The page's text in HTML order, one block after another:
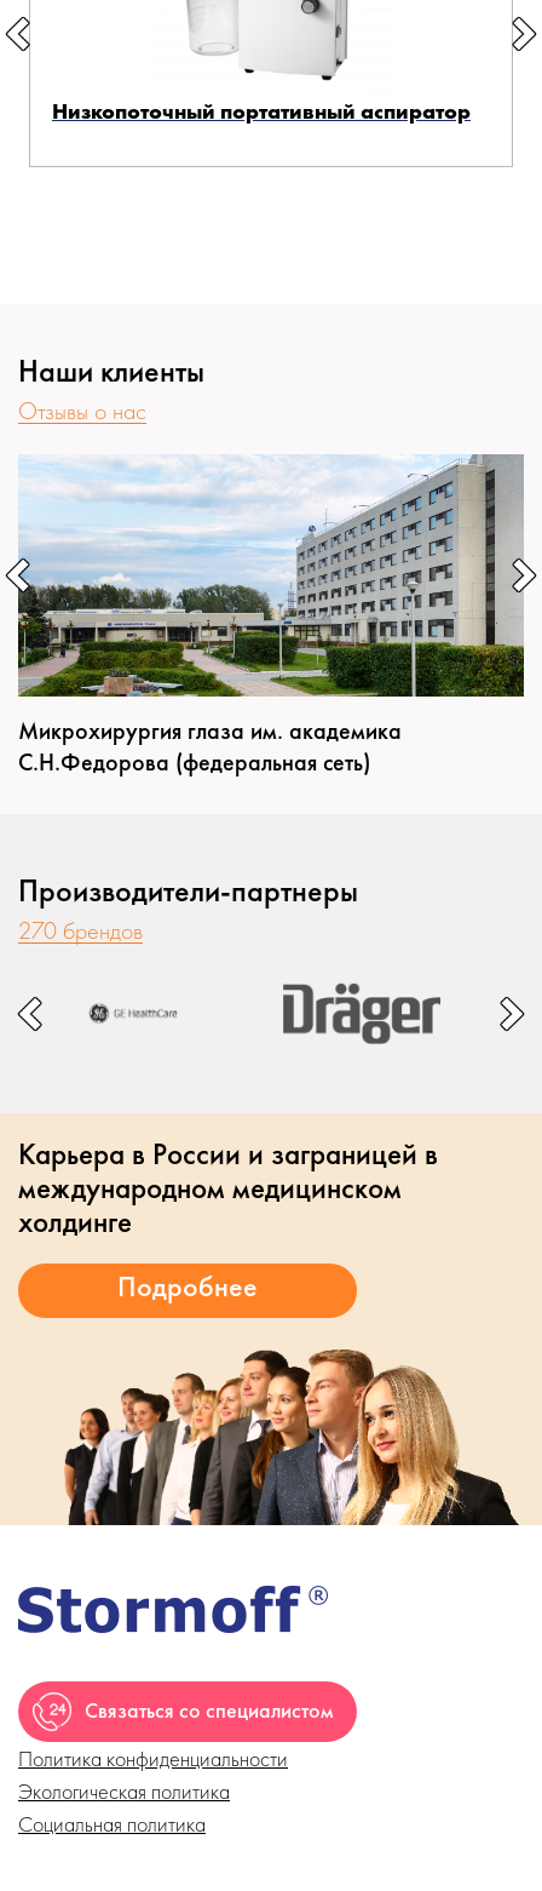
Низкопоточный портативный аспиратор
Наши клиенты
Отзывы о нас
Микрохирургия глаза им. академика
С.Н.Федорова (федеральная сеть)
Производители-партнеры
270 брендов
Карьера в России и заграницей в
международном медицинском
холдинге
Связаться со специалистом
Политика конфиденциальности
Экологическая политика
Социальная политика